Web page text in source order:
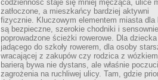
codzienność staje się mniej męcząca, ulice
zatłoczone, a mieszkańcy bardziej aktywni
fizycznie. Kluczowym elementem miasta dla
są bezpieczne, szerokie chodniki i sensownie
poprowadzone ścieżki rowerowe. Dla dziecka
jadącego do szkoły rowerem, dla osoby
wracającej z zakupów czy rodzica z wózkiem
barierą bywa nie dystans, ale właśnie
zagrożenia na ruchliwej ulicy. Tam, gdzie